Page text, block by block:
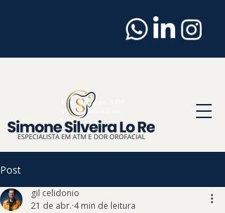
Dentista
Especialista em ATM
e Dor Orofacial em
Osasco
Post
gil celidonio
21 de abr. 4 min de leitura